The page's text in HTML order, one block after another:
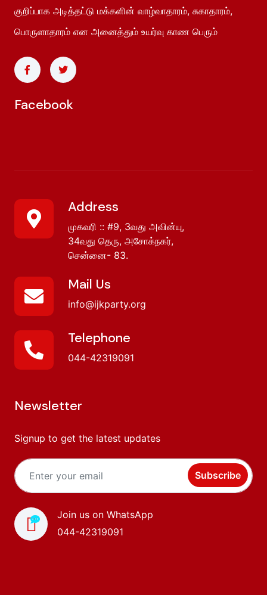
குறிப்பாக அடித்தட்டு மக்களின் வாழ்வாதாரம், சுகாதாரம்,
பொருளாதாரம் என அனைத்தும் உயர்வு காண பெரும்
Facebook
Address
முகவரி :: #9, 3வது அவின்யு,
34வது தெரு, அசோக்நகர்,
சென்னை- 83.
Mail Us
info@ijkparty.org
Telephone
044-42319091
Newsletter
Signup to get the latest updates
Subscribe
Join us on WhatsApp
044-42319091